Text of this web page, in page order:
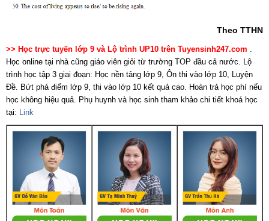
Theo TTHN
>> Học trực tuyến lớp 9 và Lộ trình UP10 trên Tuyensinh247.com
Học online tại nhà cũng giáo viên giỏi từ trường TOP đầu cả nước. Lộ
trình học tập 3 giai đoạn: Học nền tảng lớp 9, Ôn thi vào lớp 10, Luyện
Đề. Bứt phá điểm lớp 9, thi vào lớp 10 kết quả cao. Hoàn trả học phí nếu
học không hiệu quả. Phụ huynh và học sinh tham khảo chi tiết khoá học
tại:
Link